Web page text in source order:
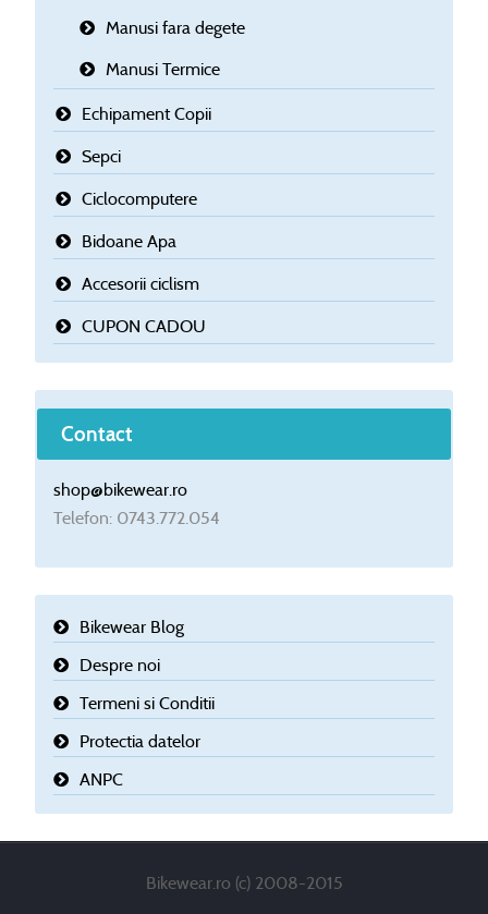
Manusi fara degete
Manusi Termice
Echipament Copii
Sepci
Ciclocomputere
Bidoane Apa
Accesorii ciclism
CUPON CADOU
Contact
shop@bikewear.ro
Telefon: 0743.772.054
Bikewear Blog
Despre noi
Termeni si Conditii
Protectia datelor
ANPC
Bikewear.ro (c) 2008-2015